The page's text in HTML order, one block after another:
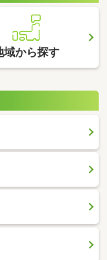
域から探す